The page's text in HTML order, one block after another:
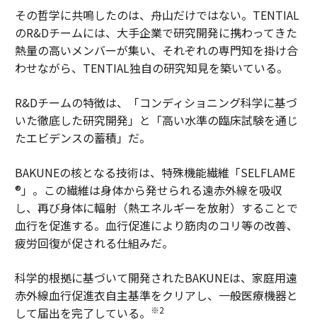
その哲学に共鳴したのは、舟山だけではない。TENTIAL
のR&Dチームには、大手企業で研究開発に携わってきた
熱量の高いメンバーが集い、それぞれの専門知を掛け合
わせながら、TENTIAL独自の研究知見を築いている。
R&Dチームの特徴は、「コンディショニング科学に基づ
いた徹底した研究開発」と「高い水準の臨床試験を通じ
たエビデンスの蓄積」だ。
BAKUNEの核となる技術は、特殊機能繊維「SELFLAME
®」。この繊維は身体から発せられる遠赤外線を吸収
し、再び身体に輻射（熱エネルギーを放射）することで
血行を促進する。血行促進により筋肉のコリ等の改善、
疲労回復が促される仕組みだ。
科学的根拠に基づいて開発されたBAKUNEは、家庭用遠
赤外線血行促進衣自主基準をクリアし、一般医療機器と
して届出を完了している。
※2